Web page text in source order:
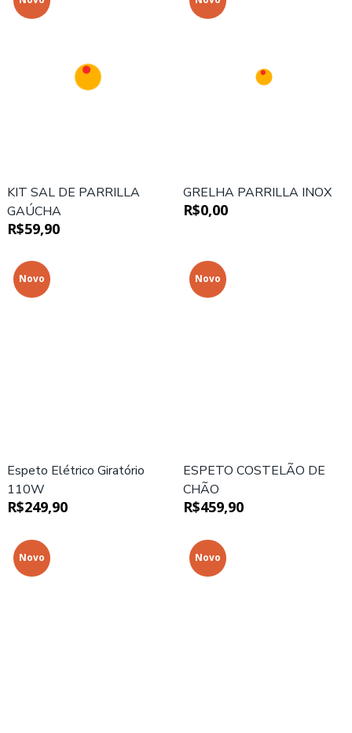
KIT SAL DE PARRILLA
GAÚCHA
R$59,90
GRELHA PARRILLA INOX
R$0,00
Novo
Espeto Elétrico Giratório
110W
R$249,90
Novo
ESPETO COSTELÃO DE
CHÃO
R$459,90
Novo Novo